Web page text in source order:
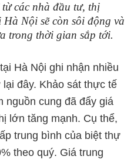
các nhà đầu tư, thị
Nội sẽ còn sôi động và
trong thời gian sắp tới.
Hà Nội ghi nhận nhiều
đây. Khảo sát thực tế
nguồn cung đã đẩy giá
lớn tăng mạnh. Cụ thể,
trung bình của biệt thự
theo quý. Giá trung